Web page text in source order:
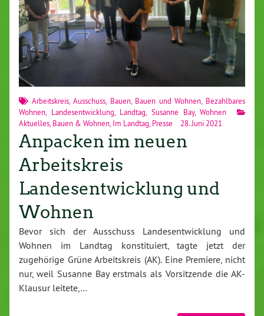
Arbeitskreis,Ausschuss Bauen, Bauen und Wohnen Bezahlbares
Wohnen
Landesentwicklung Landtag ,Susanne Bay,Wohnen
Aktuelles Bauen & Wohnen Im Landtag Presse 28. Juni 2021
Anpacken im neuen
Arbeitskreis
Landesentwicklung und
Wohnen
Bevor sich der Ausschuss Landesentwicklung und
Wohnen im Landtag konstituiert, tagte jetzt der
zugehörige Grüne Arbeitskreis (AK). Eine Premiere, nicht
nur, weil Susanne Bay erstmals als Vorsitzende die AK-
Klausur leitete,…